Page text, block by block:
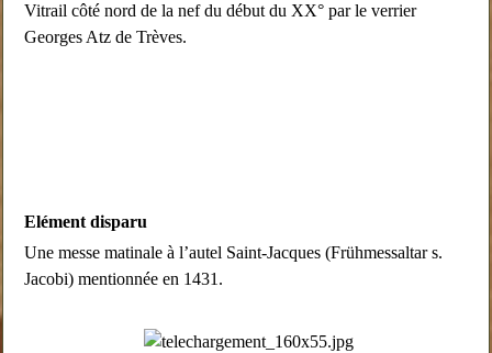
Vitrail côté nord de la nef du début du XX° par le verrier
Georges Atz de Trèves.
Elément disparu
Une messe matinale à l’autel Saint-Jacques (Frühmessaltar s.
Jacobi) mentionnée en 1431.